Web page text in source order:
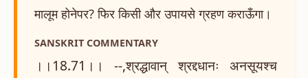
मालूम होनेपर? फिर किसी और उपायसे ग्रहण कराऊँगा।
SANSKRIT COMMENTARY
।।18.71।। --,श्रद्धावान् श्रद्दधानः अनसूयश्च